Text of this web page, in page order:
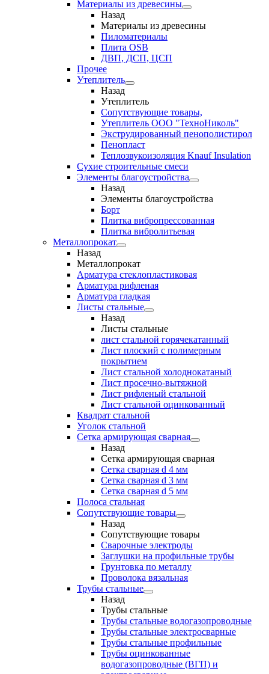
Материалы из древесины
Назад
Материалы из древесины
Пиломатериалы
Плита OSB
ДВП, ДСП, ЦСП
Прочее
Утеплитель
Назад
Утеплитель
Сопутствующие товары,
Утеплитель ООО "ТехноНиколь"
Экструдированный пенополистирол
Пенопласт
Теплозвукоизоляция Knauf Insulation
Сухие строительные смеси
Элементы благоустройства
Назад
Элементы благоустройства
Борт
Плитка вибропрессованная
Плитка вибролитьевая
Металлопрокат
Назад
Металлопрокат
Арматура стеклопластиковая
Арматура рифленая
Арматура гладкая
Листы стальные
Назад
Листы стальные
лист стальной горячекатанный
Лист плоский с полимерным
покрытием
Лист стальной холоднокатаный
Лист просечно-вытяжной
Лист рифленый стальной
Лист стальной оцинкованный
Квадрат стальной
Уголок стальной
Сетка армирующая сварная
Назад
Сетка армирующая сварная
Сетка сварная d 4 мм
Сетка сварная d 3 мм
Сетка сварная d 5 мм
Полоса стальная
Сопутствующие товары
Назад
Сопутствующие товары
Сварочные электроды
Заглушки на профильные трубы
Грунтовка по металлу
Проволока вязальная
Трубы стальные
Назад
Трубы стальные
Трубы стальные водогазопроводные
Трубы стальные электросварные
Трубы стальные профильные
Трубы оцинкованные
водогазопроводные (ВГП) и